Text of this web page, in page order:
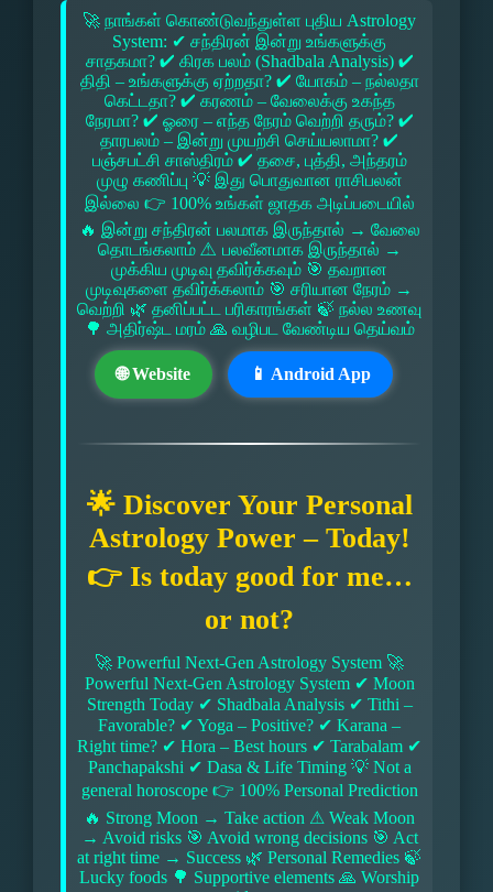
🚀 நாங்கள் கொண்டுவந்துள்ள புதிய Astrology
System: ✔ சந்திரன் இன்று உங்களுக்கு
சாதகமா? ✔ கிரக பலம் (Shadbala Analysis) ✔
திதி – உங்களுக்கு ஏற்றதா? ✔ யோகம் – நல்லதா
கெட்டதா? ✔ கரணம் – வேலைக்கு உகந்த
நேரமா? ✔ ஓரை – எந்த நேரம் வெற்றி தரும்? ✔
தாரபலம் – இன்று முயற்சி செய்யலாமா? ✔
பஞ்சபட்சி சாஸ்திரம் ✔ தசை, புத்தி, அந்தரம்
முழு கணிப்பு 💡 இது பொதுவான ராசிபலன்
இல்லை 👉 100% உங்கள் ஜாதக அடிப்படையில்
🔥 இன்று சந்திரன் பலமாக இருந்தால் → வேலை
தொடங்கலாம் ⚠ பலவீனமாக இருந்தால் →
முக்கிய முடிவு தவிர்க்கவும் 🎯 தவறான
முடிவுகளை தவிர்க்கலாம் 🎯 சரியான நேரம் →
வெற்றி 🌿 தனிப்பட்ட பரிகாரங்கள் 🍃 நல்ல உணவு
🌳 அதிர்ஷ்ட மரம் 🙏 வழிபட வேண்டிய தெய்வம்
🌐 Website 📱 Android App
🌟 Discover Your Personal
Astrology Power – Today!
👉 Is today good for me…
or not?
🚀 Powerful Next-Gen Astrology System 🚀
Powerful Next-Gen Astrology System ✔ Moon
Strength Today ✔ Shadbala Analysis ✔ Tithi –
Favorable? ✔ Yoga – Positive? ✔ Karana –
Right time? ✔ Hora – Best hours ✔ Tarabalam ✔
Panchapakshi ✔ Dasa & Life Timing 💡 Not a
general horoscope 👉 100% Personal Prediction
🔥 Strong Moon → Take action ⚠ Weak Moon
→ Avoid risks 🎯 Avoid wrong decisions 🎯 Act
at right time → Success 🌿 Personal Remedies 🍃
Lucky foods 🌳 Supportive elements 🙏 Worship